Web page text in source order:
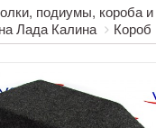
подиумы, короба
Лада Калина
Короб